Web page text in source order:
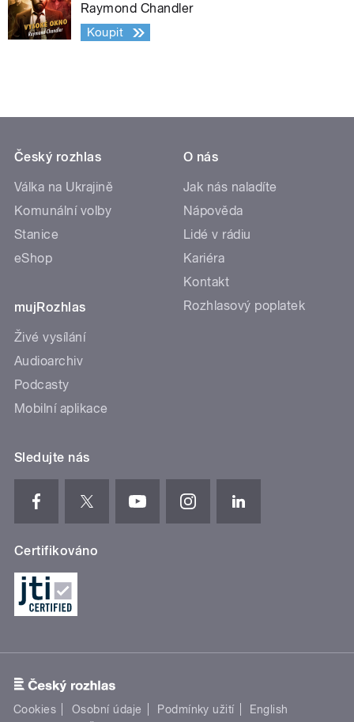
Raymond Chandler
Koupit
Český rozhlas
Válka na Ukrajině
Komunální volby
Stanice
eShop
mujRozhlas
Živé vysílání
Audioarchiv
Podcasty
Mobilní aplikace
O nás
Jak nás naladíte
Nápověda
Lidé v rádiu
Kariéra
Kontakt
Rozhlasový poplatek
Sledujte nás
Certifikováno
Cookies Osobní údaje Podmínky užití English